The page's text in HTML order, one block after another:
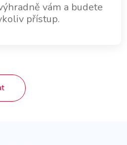
vám a budete
přístup.